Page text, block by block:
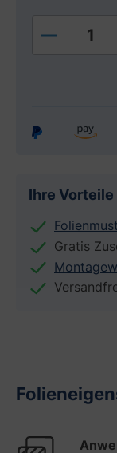
Produkt
Ihre Vorteile
Gratis